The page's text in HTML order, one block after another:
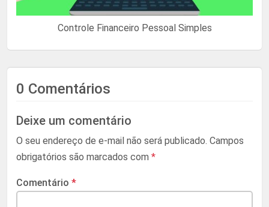
Controle Financeiro Pessoal Simples
0 Comentários
Deixe um comentário
O seu endereço de e-mail não será publicado. Campos
obrigatórios são marcados com *
Comentário *